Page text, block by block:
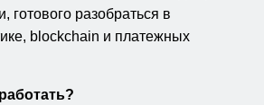
готового разобраться в
blockchain и платежных